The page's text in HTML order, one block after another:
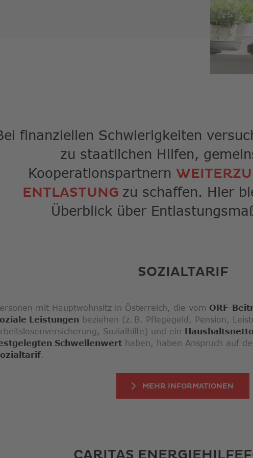
gelangen.
Benutzer
finanziellen Schwierigkeiten
zu staatlichen Hilfen,
Kooperationspartnern
ENTLASTUNG zu schaffen. Hier
Überblick über
SOZIALTARIF
mit Hauptwohnsitz in Österreich, die vom ORF-
Leistungen beziehen (z. B. Pflegegeld, Pension,
Sozialhilfe) und ein
Schwellenwerthaben, haben Anspruch auf
.
MEHR INFORMATIONEN